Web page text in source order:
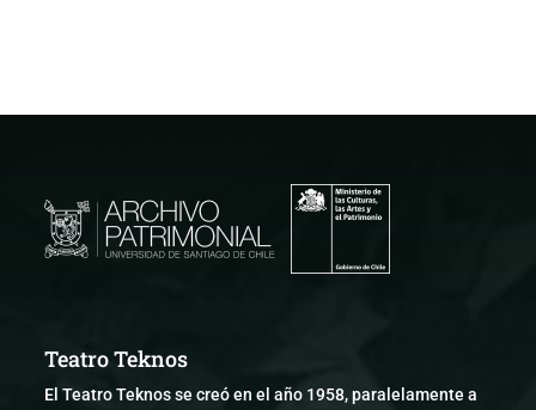
Teatro Teknos
El Teatro Teknos se creó en el año 1958, paralelamente a